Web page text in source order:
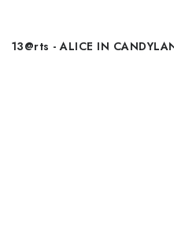
13@rts - ALICE IN